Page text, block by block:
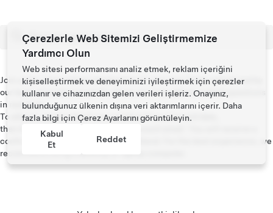
Join us for a live online introduction to your new Tesla vehicle led by
our team of product experts where you’ll be able to submit questions
in real time.
To attend, please select your preferred session and date,
then kindly RSVP with your Tesla account email. You will receive a
confirmation email with the link to attend. For the best experience, we
recommend using a desktop or laptop computer.
Çerezlerle Web Sitemizi Geliştirmemize
Yardımcı Olun
Web sitesi performansını analiz etmek, reklam içeriğini
kişiselleştirmek ve deneyiminizi iyileştirmek için çerezler
kullanır ve cihazınızdan gelen verileri işleriz. Onayınız,
bulunduğunuz ülkenin dışına veri aktarımlarını içerir. Daha
fazla bilgi için Çerez Ayarlarınıgörüntüleyin.
Kabul
Et
Reddet